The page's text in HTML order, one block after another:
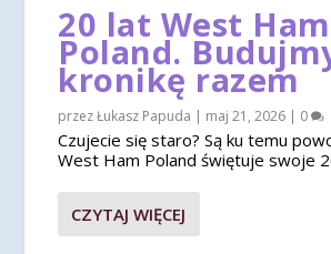
20 lat West Ham
Poland.
kronikę razem
przezŁukasz Papuda | maj 21, 2026 | 0
Czujecie się staro? Są ku temu
West Ham Poland świętuje swoje
CZYTAJ WIĘCEJ